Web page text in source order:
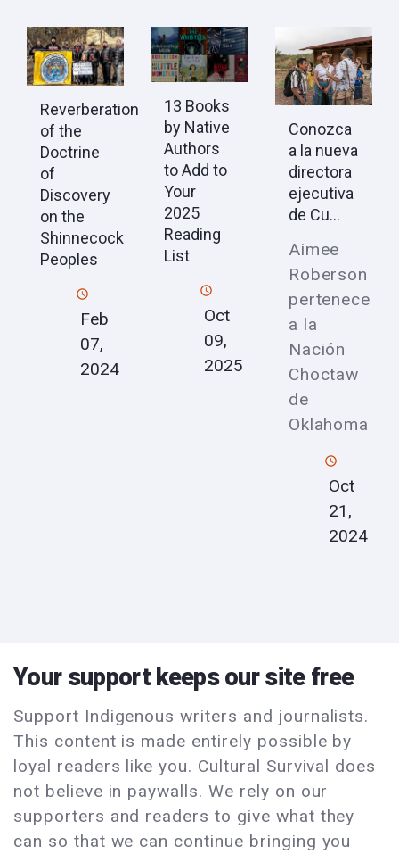
Reverberation
of the
Doctrine
of
Discovery
on the
Shinnecock
Peoples
Feb
07,
2024
13 Books
by Native
Authors
to Add to
Your
2025
Reading
List
Oct
09,
2025
Conozca
a la nueva
directora
ejecutiva
de Cu...
Aimee
Roberson
pertenece
a la
Nación
Choctaw
de
Oklahoma
Oct
21,
2024
Your support keeps our site free
Support Indigenous writers and journalists.
This content is made entirely possible by
loyal readers like you. Cultural Survival does
not believe in paywalls. We rely on our
supporters and readers to give what they
can so that we can continue bringing you